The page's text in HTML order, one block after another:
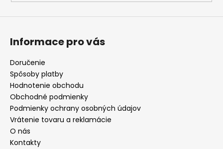
Informace pro vás
Doručenie
Spôsoby platby
Hodnotenie obchodu
Obchodné podmienky
Podmienky ochrany osobných údajov
Vrátenie tovaru a reklamácie
O nás
Kontakty